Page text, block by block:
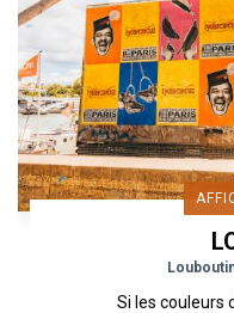
Si les couleurs